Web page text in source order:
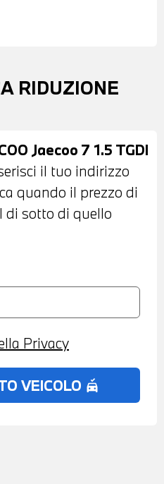
ELETTRICAMENTE -
DI PARCHEGGIO
- TELECAMERA
- CRUISE
-
-
- USB -
AUTO -
BIZONA -
ANTERIORE -
E
-
- POSSIBILITA' DI
DI LEASING O
RIDUZIONE
Jaecoo 7 1.5 TGDI
il tuo indirizzo
quando il prezzo di
di sotto di quello
Privacy
VEICOLO no_crash